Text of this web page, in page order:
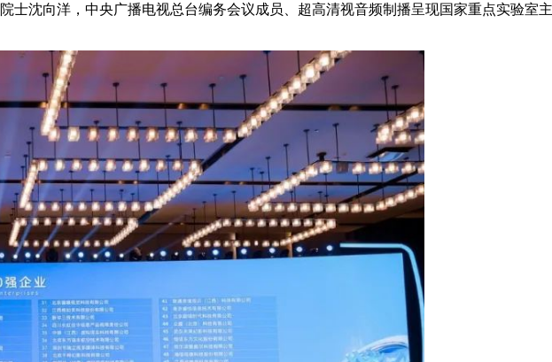
沈向洋，中央广播电视总台编务会议成员、超高清视音频制播呈现国家重点实验室主